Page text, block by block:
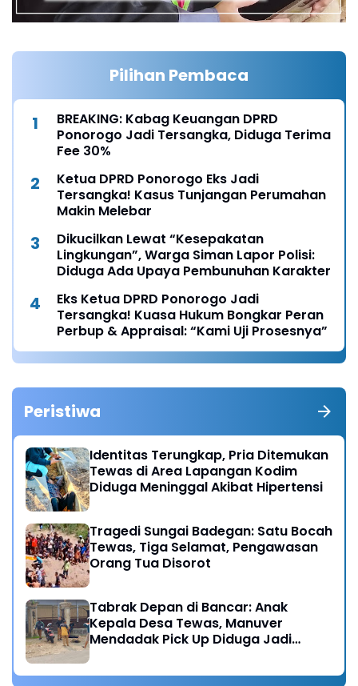
Pilihan Pembaca
BREAKING: Kabag Keuangan DPRD
Ponorogo Jadi Tersangka, Diduga Terima
Fee 30%
Ketua DPRD Ponorogo Eks Jadi
Tersangka! Kasus Tunjangan Perumahan
Makin Melebar
Dikucilkan Lewat “Kesepakatan
Lingkungan”, Warga Siman Lapor Polisi:
Diduga Ada Upaya Pembunuhan Karakter
Eks Ketua DPRD Ponorogo Jadi
Tersangka! Kuasa Hukum Bongkar Peran
Perbup & Appraisal: “Kami Uji Prosesnya”
Peristiwa
Identitas Terungkap, Pria Ditemukan
Tewas di Area Lapangan Kodim
Diduga Meninggal Akibat Hipertensi
Tragedi Sungai Badegan: Satu Bocah
Tewas, Tiga Selamat, Pengawasan
Orang Tua Disorot
Tabrak Depan di Bancar: Anak
Kepala Desa Tewas, Manuver
Mendadak Pick Up Diduga Jadi